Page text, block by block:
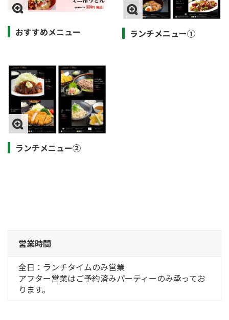
おすすめメニュー ランチメニュー①
ランチメニュー②
営業時間
全日：ランチタイムのみ営業
アフター営業はご予約済みパーティーのみ承ってお
ります。